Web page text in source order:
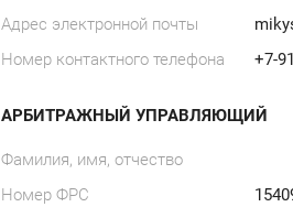
Адрес электронной почты
Номер контактного телефона
+7-
АРБИТРАЖНЫЙ УПРАВЛЯЮЩИЙ
Фамилия, имя, отчество
Номер ФРС